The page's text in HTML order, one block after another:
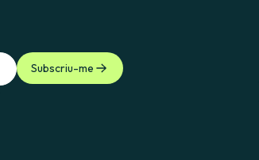
Subscriu-me